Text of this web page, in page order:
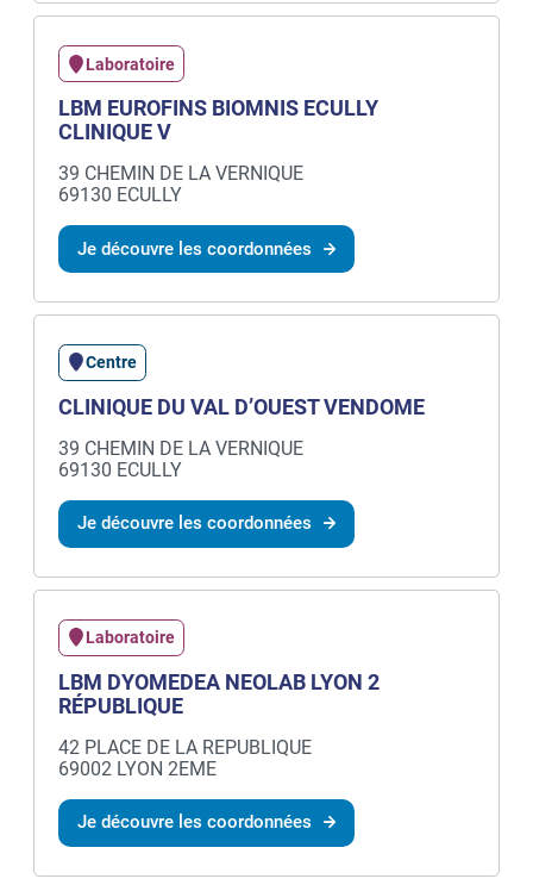
Laboratoire
LBM EUROFINS BIOMNIS ECULLY
CLINIQUE V
39 CHEMIN DE LA VERNIQUE
69130 ECULLY
Je découvre les coordonnées
Centre
CLINIQUE DU VAL D’OUEST VENDOME
39 CHEMIN DE LA VERNIQUE
69130 ECULLY
Je découvre les coordonnées
Laboratoire
LBM DYOMEDEA NEOLAB LYON 2
RÉPUBLIQUE
42 PLACE DE LA REPUBLIQUE
69002 LYON 2EME
Je découvre les coordonnées